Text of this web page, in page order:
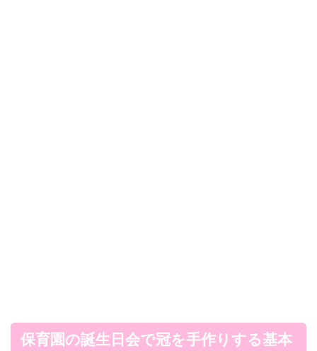
保育園の誕生日会で冠を手作りする基本